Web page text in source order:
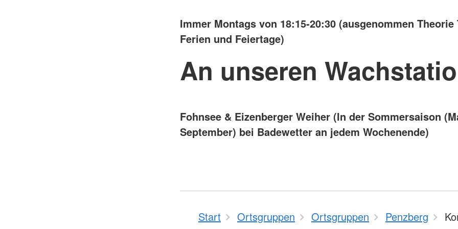
Immer Montags von 18:15-20:30 (ausgenommen Theorie
Ferien und Feiertage)
An unseren
Fohnsee & Eizenberger Weiher (In der Sommersaison
September) bei Badewetter an jedem Wochenende)
Start Ortsgruppen Ortsgruppen Penzberg